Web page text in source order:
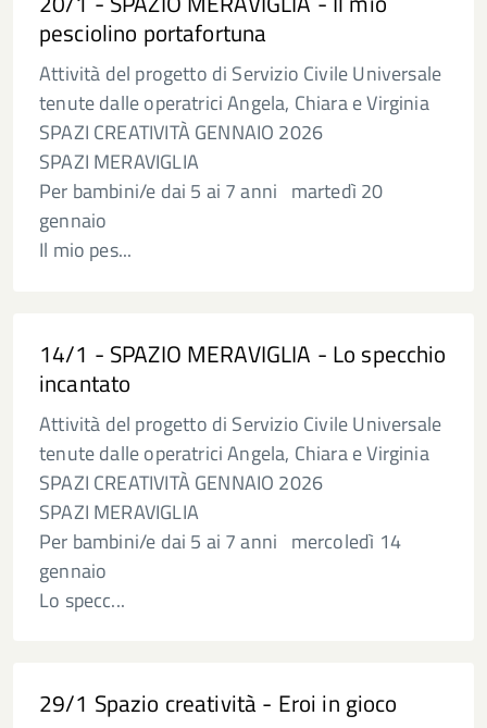
pesciolino portafortuna
Attività del progetto di Servizio Civile Universale
tenute dalle operatrici Angela, Chiara e Virginia
SPAZI CREATIVITÀ GENNAIO 2026
SPAZI MERAVIGLIA
Per bambini/e dai 5 ai 7 anni martedì 20
gennaio
Il mio pes...
14/1 - SPAZIO MERAVIGLIA - Lo specchio
incantato
Attività del progetto di Servizio Civile Universale
tenute dalle operatrici Angela, Chiara e Virginia
SPAZI CREATIVITÀ GENNAIO 2026
SPAZI MERAVIGLIA
Per bambini/e dai 5 ai 7 anni mercoledì 14
gennaio
Lo specc...
29/1 Spazio creatività - Eroi in gioco